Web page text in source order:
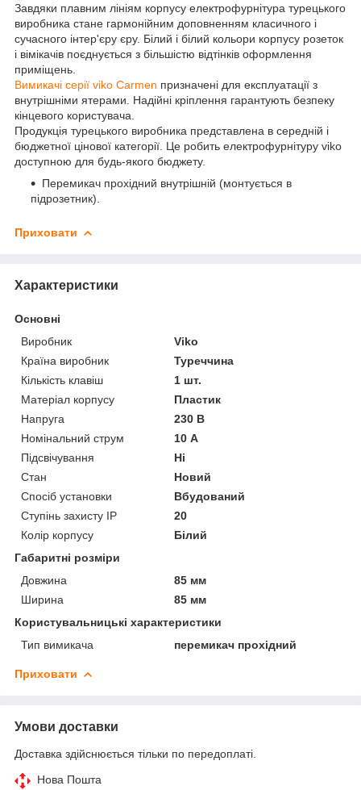
Завдяки плавним лініям корпусу електрофурнітура турецького
виробника стане гармонійним доповненням класичного і
сучасного інтер'єру єру. Білий і білий кольори корпусу розеток
і вімікачів поєднується з більшістю відтінків оформлення
приміщень.
Вимикачі серії viko Carmen призначені для експлуатації з
внутрішніми ятерами. Надійні кріплення гарантують безпеку
кінцевого користувача.
Продукція турецького виробника представлена в середній і
бюджетної цінової категорії. Це робить електрофурнітуру viko
доступною для будь-якого бюджету.
Перемикач прохідний внутрішній (монтується в
підрозетник).
Приховати
Характеристики
Основні
Виробник
Viko
Країна виробник
Туреччина
Кількість клавіш
1 шт.
Матеріал корпусу
Пластик
Напруга
230 В
Номінальний струм
10 А
Підсвічування
Ні
Стан
Новий
Спосіб установки
Вбудований
Ступінь захисту IP
20
Колір корпусу
Білий
Габаритні розміри
Довжина
85 мм
Ширина
85 мм
Користувальницькі характеристики
Тип вимикача
перемикач прохідний
Приховати
Умови доставки
Доставка здійснюється тільки по передоплаті.
Нова Пошта